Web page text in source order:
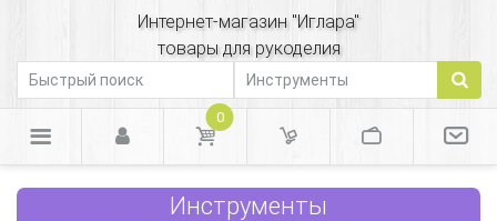
Интернет-магазин "Иглара"
товары для рукоделия
0
Инструменты